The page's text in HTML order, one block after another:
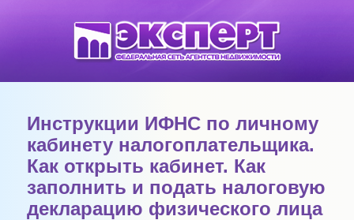
Инструкции ИФНС по личному
кабинету налогоплательщика.
Как открыть кабинет. Как
заполнить и подать налоговую
декларацию физического лица